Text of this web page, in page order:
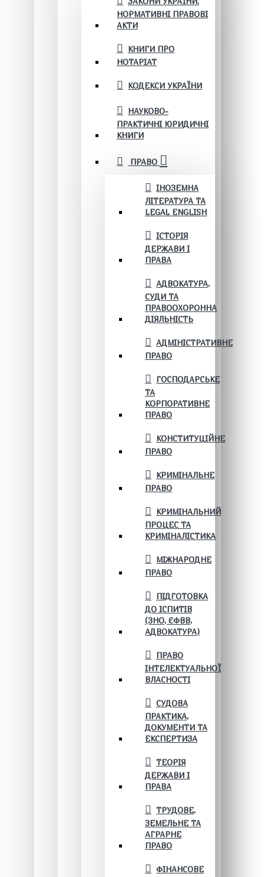
НОРМАТИВНІ ПРАВОВІ
АКТИ
КНИГИ ПРО
НОТАРІАТ
КОДЕКСИ УКРАЇНИ
НАУКОВО-
ПРАКТИЧНІ ЮРИДИЧНІ
КНИГИ
ПРАВО
ІНОЗЕМНА
ЛІТЕРАТУРА ТА
LEGAL ENGLISH
ІСТОРІЯ
ДЕРЖАВИ І
ПРАВА
АДВОКАТУРА,
СУДИ ТА
ПРАВООХОРОННА
ДІЯЛЬНІСТЬ
АДМІНІСТРАТИВНЕ
ПРАВО
ГОСПОДАРСЬКЕ
ТА
КОРПОРАТИВНЕ
ПРАВО
КОНСТИТУЦІЙНЕ
ПРАВО
КРИМІНАЛЬНЕ
ПРАВО
КРИМІНАЛЬНИЙ
ПРОЦЕС ТА
КРИМІНАЛІСТИКА
МІЖНАРОДНЕ
ПРАВО
ПІДГОТОВКА
ДО ІСПИТІВ
(ЗНО, ЄФВВ,
АДВОКАТУРА)
ПРАВО
ІНТЕЛЕКТУАЛЬНОЇ
ВЛАСНОСТІ
СУДОВА
ПРАКТИКА,
ДОКУМЕНТИ ТА
ЕКСПЕРТИЗА
ТЕОРІЯ
ДЕРЖАВИ І
ПРАВА
ТРУДОВЕ,
ЗЕМЕЛЬНЕ ТА
АГРАРНЕ
ПРАВО
ФІНАНСОВЕ